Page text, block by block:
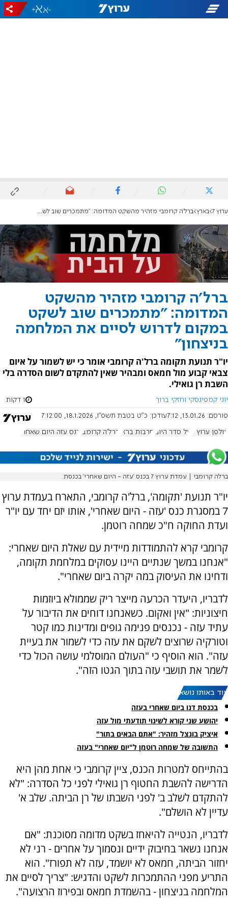
-
+
ערוץ 7 בארץ ברל'ה קרומבי מזהיר מהשקט המדומה: "מתמכרים שוב לשקט במקום לדרוש לסיים את המלחמה בניצחון"
ברל'ה קרומבי מזהיר מהשקט
המדומה: "מתמכרים שוב לשקט
במקום לדרוש לסיים את המלחמה
בניצחון"
יו"ר תנועת תקומה ברל'ה קרומבי אומר כי יש לשמור על איום
צבאי קבוע מול חמאס ומבהיר שאין להתקדם לשום הסדרה בלי
השבת רן גואילי.
יוני קמפינסקי וחזקי ברוך 1 דקות
פורסם: 13.01.26, 7:12 עודכן: כ"ט בטבת תשפ"ו, 18.1.2026, 7:12:00
אולפן ערוץ 7 על סדר היום חרבות ברזל ברל׳ה קרומבי כנס עזה היום שאחרי
ברלה קרומבי | עמדת ערוץ 7 בכנס 'עזה - היום שאחרי' בכנסת
יו"ר תנועת 'תקומה', ברל'ה קרומבי, התארח בעמדת ערוץ
7 במסגרת כנס 'עזה - היום שאחרי', אותו יזם יחד עם יו"ר
ועדת החוקה ח"כ שמחה רוטמן.
קרומבי קרא להתמודדות מיידית עם שאלת היום שאחרי:
"אנחנו במשך שנתיים היינו עסוקים במלחמת תקומה,
ודחינו את העיסוק במה יקרה ביום שאחרי".
לדבריו, היעדר הכרעה מייצר ריק שממולא ביוזמות
חיצוניות: "אין ואקום. כשאנחנו דוחים את הדיבור על
עתיד עזה - נכנסים פנימה גופים ומדינות כמו קטר
וטורקיה שרוצים לשקם את עזה כדי לשמור את בעיית
עזה". הוא הוסיף כי "העולם המוסלמי עושה הכול כדי
לשמר את תושבי עזה בתוך הגטו הזה".
עוד באותו נושא:
בכנסת דנו ביום שאחרי בעזה
יהושע שני קורא לשינוי תודעתי מול עזה
איציק בונצל מזהיר: "אתם הבאים בתור"
התשובה של שמחה רוטמן ל"יום שאחרי" בעזה
בהתייחס למטרות הכנס, ציין קרומבי כי אחת מהן היא
הדרישה להשבת החטוף רן גואילי לפני כל הסדרה: "לא
להתקדם לשלב ב' לפני השבתו של רן הביתה. שלב א'
עדיין לא הושלם".
לדבריו, הנטייה להיאחז בשקט מדומה מסוכנת: "אם
אנחנו נשאר בחיבוק ידיים ונסמוך על אחרים - רני לא
יחזור הביתה, חמאס לא יושמד, עזה לא תפורז". הוא
התריע מפני ההתמכרות לשקט והדגיש: "צריך לסיים את
המלחמה בניצחון - בהשמדת חמאס ובפירוז הרצועה".